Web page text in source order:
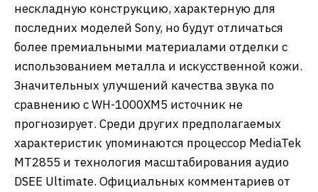
нескладную конструкцию, характерную для
последних моделей Sony, но будут отличаться
более премиальными материалами отделки с
использованием металла и искусственной кожи.
Значительных улучшений качества звука по
сравнению с WH-1000XM5 источник не
прогнозирует. Среди других предполагаемых
характеристик упоминаются процессор MediaTek
MT2855 и технология масштабирования аудио
DSEE Ultimate. Официальных комментариев от